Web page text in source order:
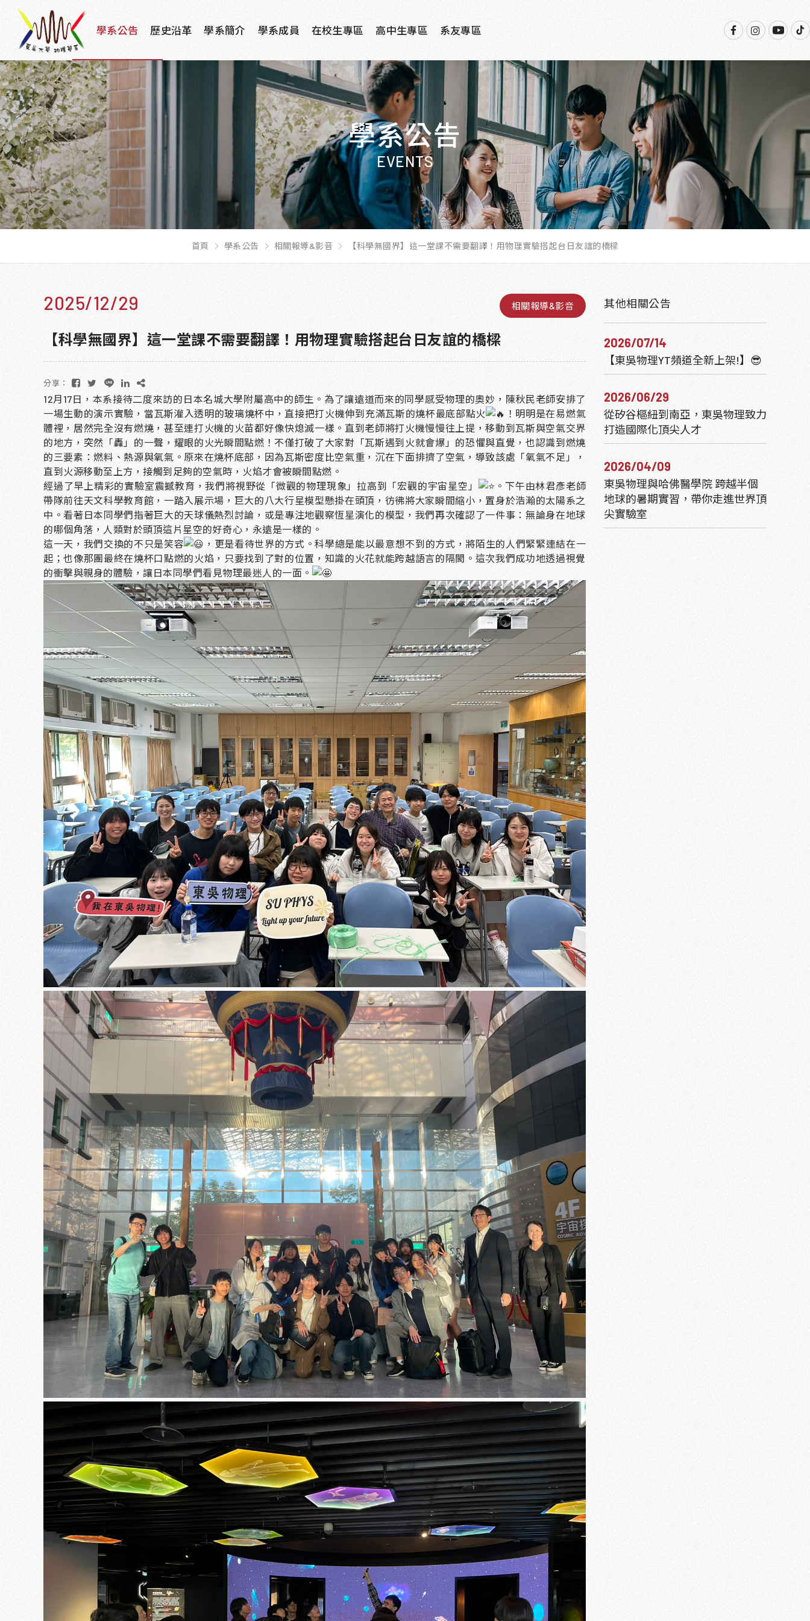
學系公告 歷史沿革 學系簡介 學系成員 在校生專區 高中生專區 系友專區
學系公告
EVENTS
首頁 學系公告 相關報導&影音 【科學無國界】這一堂課不需要翻譯！用物理實驗搭起台日友誼的橋樑
2025/12/29 相關報導&影音
【科學無國界】這一堂課不需要翻譯！用物理實驗搭起台日友誼的橋樑
分享：
12月17日，本系接待二度來訪的日本名城大學附屬高中的師生。為了讓遠道而來的同學感受物理的奧妙，陳秋民老師安排了
一場生動的演示實驗，當瓦斯灌入透明的玻璃燒杯中，直接把打火機伸到充滿瓦斯的燒杯最底部點火
！明明是在易燃氣
體裡，居然完全沒有燃燒，甚至連打火機的火苗都好像快熄滅一樣。直到老師將打火機慢慢往上提，移動到瓦斯與空氣交界
的地方，突然「轟」的一聲，耀眼的火光瞬間點燃！不僅打破了大家對「瓦斯遇到火就會爆」的恐懼與直覺，也認識到燃燒
的三要素：燃料、熱源與氧氣。原來在燒杯底部，因為瓦斯密度比空氣重，沉在下面排擠了空氣，導致該處「氧氣不足」，
直到火源移動至上方，接觸到足夠的空氣時，火焰才會被瞬間點燃。
經過了早上精彩的實驗室震撼教育，我們將視野從「微觀的物理現象」拉高到「宏觀的宇宙星空」
。下午由林君彥老師
帶隊前往天文科學教育館，一踏入展示場，巨大的八大行星模型懸掛在頭頂，彷彿將大家瞬間縮小，置身於浩瀚的太陽系之
中。看著日本同學們指著巨大的天球儀熱烈討論，或是專注地觀察恆星演化的模型，我們再次確認了一件事：無論身在地球
的哪個角落，人類對於頭頂這片星空的好奇心，永遠是一樣的。
這一天，我們交換的不只是笑容
，更是看待世界的方式。科學總是能以最意想不到的方式，將陌生的人們緊緊連結在一
起；也像那團最終在燒杯口點燃的火焰，只要找到了對的位置，知識的火花就能跨越語言的隔閡。這次我們成功地透過視覺
的衝擊與親身的體驗，讓日本同學們看見物理最迷人的一面。
其他相關公告
2026/07/14
【東吳物理YT頻道全新上架!】😎
2026/06/29
從矽谷樞紐到南亞，東吳物理致力
打造國際化頂尖人才
2026/04/09
東吳物理與哈佛醫學院 跨越半個
地球的暑期實習，帶你走進世界頂
尖實驗室